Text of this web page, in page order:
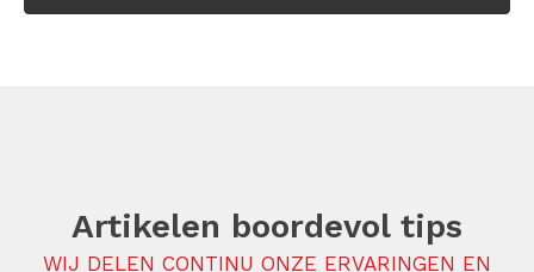
Artikelen boordevol tips
WIJ DELEN CONTINU ONZE ERVARINGEN EN